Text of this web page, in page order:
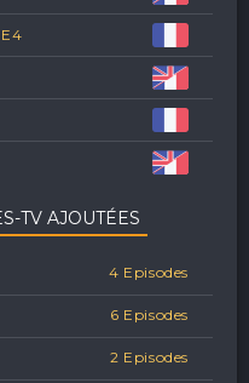
E4
TV AJOUTÉES
4 Episodes
6 Episodes
2 Episodes